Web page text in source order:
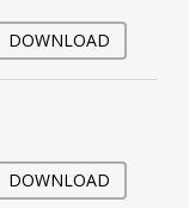
DOWNLOAD
DOWNLOAD